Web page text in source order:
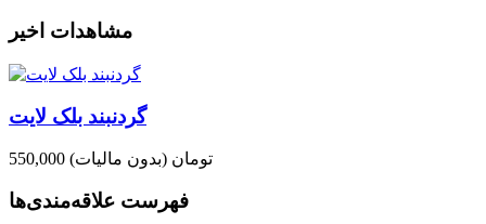
مشاهدات اخیر
گردنبند بلک لایت
550,000 تومان (بدون مالیات)
فهرست علاقه‌مندی‌ها